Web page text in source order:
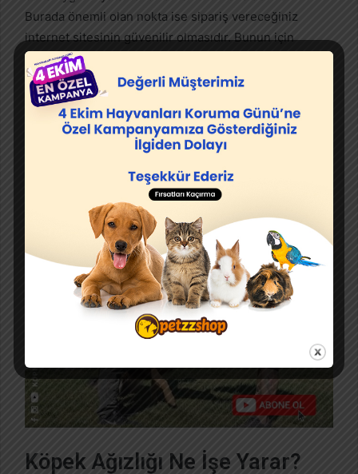
Burada önemli olan nokta ise sipariş vereceğiniz
internet sitesinin güvenilir olmasıdır. Bunun için
petzzshop.com’u
olmasıyla hem de hızlı kargosuyla ihtiyaçlarınızı tam
olarak karşılayacaktır. Ayrıca gün içerisinde
İstanbul’dan saat 12.00’a kadar verilen siparişlerde aynı
gün teslimatı da bulunmaktadır. Eğer köpek ağızlığı
tıklamanızı tavsiye ederim.
Köpek Ağızlığı Satın AL
Köpek Ağızlığı Ne İşe Yarar?